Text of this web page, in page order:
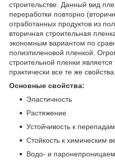
строительстве. Данный вид
переработки повторно
отработанных продуктов из
вторичная строительная
экономным вариантом по
полиэтиленовой пленкой.
строительной пленки
практически все те же
Основные свойства:
Эластичность
Растяжение
Устойчивость к
Стойкость к химическим
Водо- и